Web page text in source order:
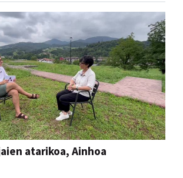
atarikoa, Ainhoa